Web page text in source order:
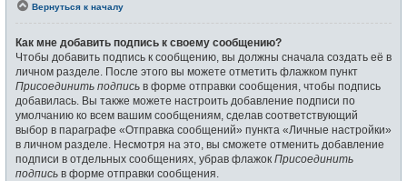
Вернуться к началу
Как мне добавить подпись к своему сообщению?
Чтобы добавить подпись к сообщению, вы должны сначала создать её в
личном разделе. После этого вы можете отметить флажком пункт
Присоединить подпись в форме отправки сообщения, чтобы подпись
добавилась. Вы также можете настроить добавление подписи по
умолчанию ко всем вашим сообщениям, сделав соответствующий
выбор в параграфе «Отправка сообщений» пункта «Личные настройки»
в личном разделе. Несмотря на это, вы сможете отменить добавление
подписи в отдельных сообщениях, убрав флажок Присоединить
подпись в форме отправки сообщения.